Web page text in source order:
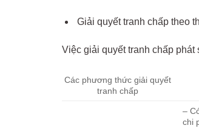
Giải quyết tranh chấp theo
Việc giải quyết tranh chấp
Các phương thức giải quyết
tranh chấp
–
chi